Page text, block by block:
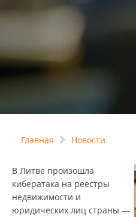
Главная Новости
В Литве произошла
кибератака на реестры
недвижимости и
юридических лиц страны —